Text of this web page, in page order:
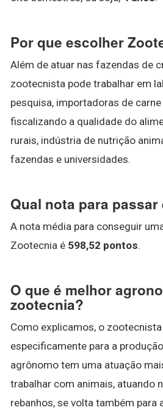
Por que escolher
Além de atuar nas fazendas de
zootecnista pode trabalhar em
pesquisa, importadoras de
fiscalizando a qualidade do
rurais, indústria de nutrição
fazendas e universidades.
Qual nota para
A nota média para conseguir
Zootecnia é 598,52 pontos.
O que é melhor
zootecnia?
Como explicamos, o
especificamente para a
agrônomo tem uma atuação
trabalhar com animais, atuando
rebanhos, se volta também para